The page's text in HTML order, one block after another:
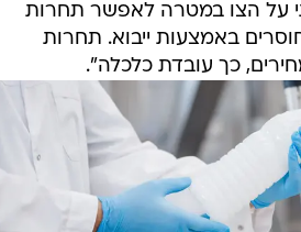
על הצו במטרה לאפשר תחרות
באמצעות ייבוא. תחרות
כך עובדת כלכלה".